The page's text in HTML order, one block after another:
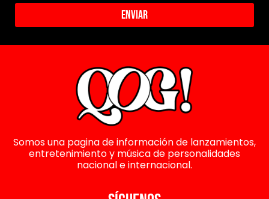
Enviar
Somos una pagina de información de lanzamientos,
entretenimiento y música de personalidades
nacional e internacional.